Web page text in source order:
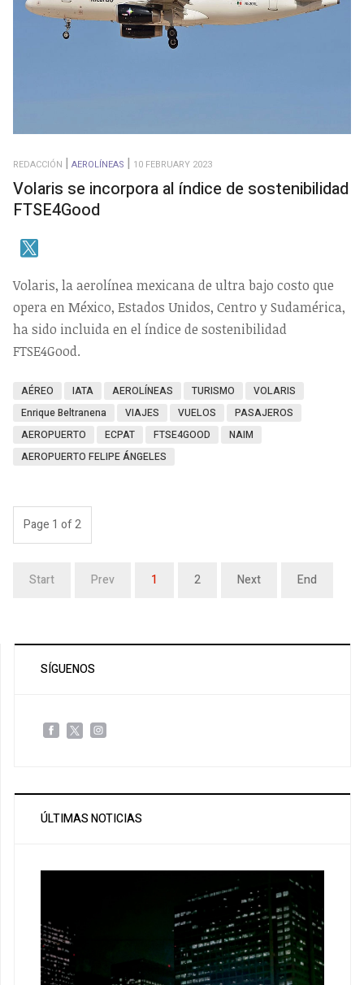
REDACCIÓN AEROLÍNEAS 10 FEBRUARY 2023
Volaris se incorpora al índice de sostenibilidad
FTSE4Good
Volaris, la aerolínea mexicana de ultra bajo costo que
opera en México, Estados Unidos, Centro y Sudamérica,
ha sido incluida en el índice de sostenibilidad
FTSE4Good.
AÉREO IATA AEROLÍNEAS TURISMO
VOLARIS
Enrique Beltranena
VIAJES VUELOS
PASAJEROS
AEROPUERTO
ECPAT FTSE4GOOD
NAIM
AEROPUERTO FELIPE ÁNGELES
Page 1 of 2
Start Prev 1 2 Next End
SÍGUENOS
ÚLTIMAS NOTICIAS